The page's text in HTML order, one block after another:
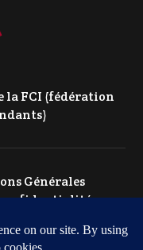
la FCI (fédération
Générales
–